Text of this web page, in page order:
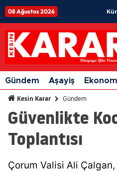
08 Ağustos 2026
Gündem Aşayiş
Kesin Karar Gündem
Güvenlikte
Toplantısı
Çorum Valisi Ali